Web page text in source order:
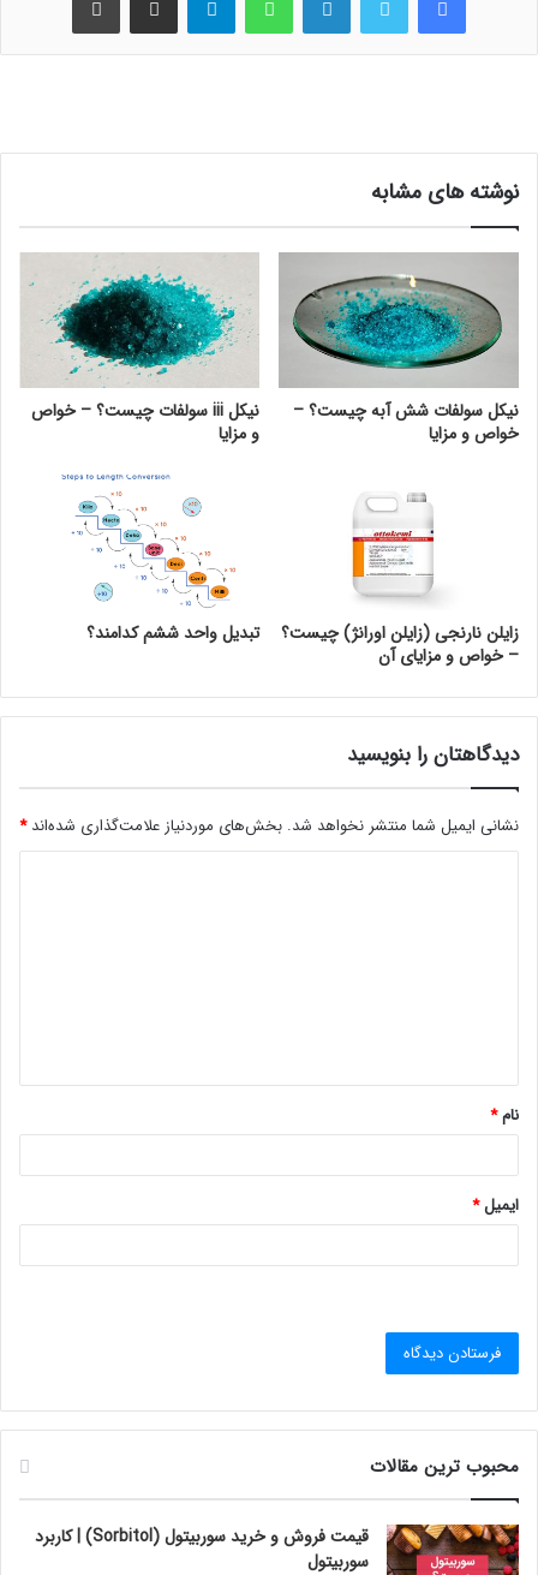
نوشته های مشابه
نیکل سولفات شش آبه چیست؟ –
خواص و مزایا
نیکل iii سولفات چیست؟ – خواص
و مزایا
زایلن نارنجی (زایلن اورانژ) چیست؟
– خواص و مزایای آن
تبدیل واحد ششم کدامند؟
دیدگاهتان را بنویسید
نشانی ایمیل شما منتشر نخواهد شد. بخش‌های موردنیاز علامت‌گذاری شده‌اند*
*
نام*
ایمیل*
محبوب ترین مقالات
قیمت فروش و خرید سوربیتول (Sorbitol) | کاربرد
سوربیتول